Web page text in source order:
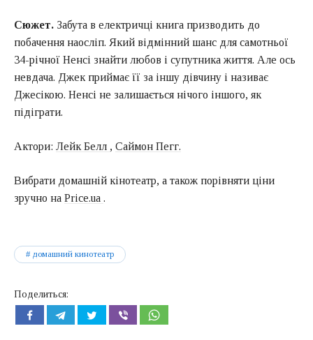
Сюжет. Забута в електричці книга призводить до
побачення наосліп. Який відмінний шанс для самотньої
34-річної Ненсі знайти любов і супутника життя. Але ось
невдача. Джек приймає її за іншу дівчину і називає
Джесікою. Ненсі не залишається нічого іншого, як
підіграти.
Актори: Лейк Белл , Саймон Пегг.
Вибрати домашній кінотеатр, а також порівняти ціни
зручно на Price.ua .
домашний кинотеатр
Поделиться: